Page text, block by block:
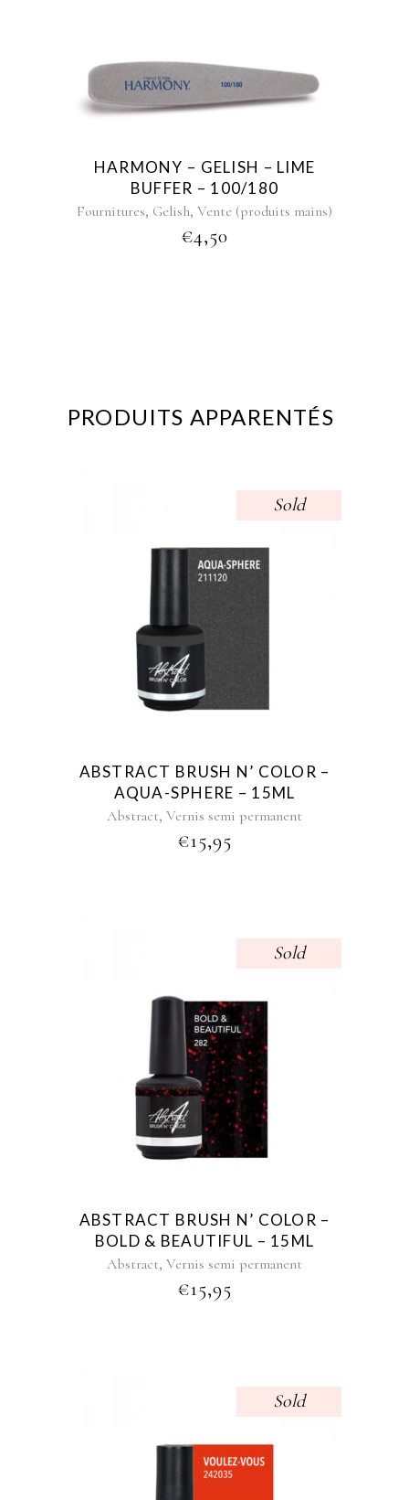
HARMONY – GELISH – LIME
BUFFER – 100/180
Fournitures, Gelish, Vente (produits mains)
€4,50
PRODUITS APPARENTÉS
Sold
ABSTRACT BRUSH N’ COLOR –
AQUA-SPHERE – 15ML
Abstract, Vernis semi permanent
€15,95
Sold
ABSTRACT BRUSH N’ COLOR –
BOLD & BEAUTIFUL – 15ML
Abstract, Vernis semi permanent
€15,95
Sold